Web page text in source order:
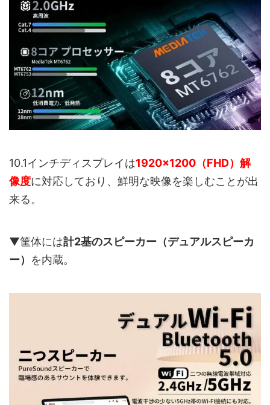
10.1インチディスプレイは1920×1200（FHD）解
像度に対応しており、鮮明な映像を楽しむことが出
来る。
▼筐体には計2基のスピーカー（デュアルスピーカ
ー） を内蔵。